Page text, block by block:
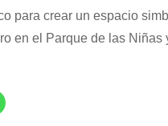
para crear un espacio
en el Parque de las